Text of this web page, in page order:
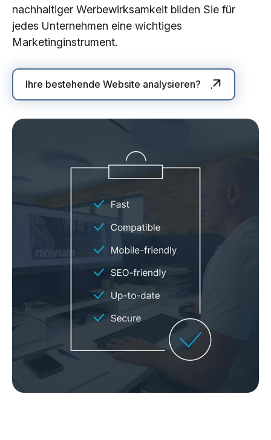
nachhaltiger Werbewirksamkeit bilden Sie für
jedes Unternehmen eine wichtiges
Marketinginstrument.
Ihre bestehende Website analysieren?